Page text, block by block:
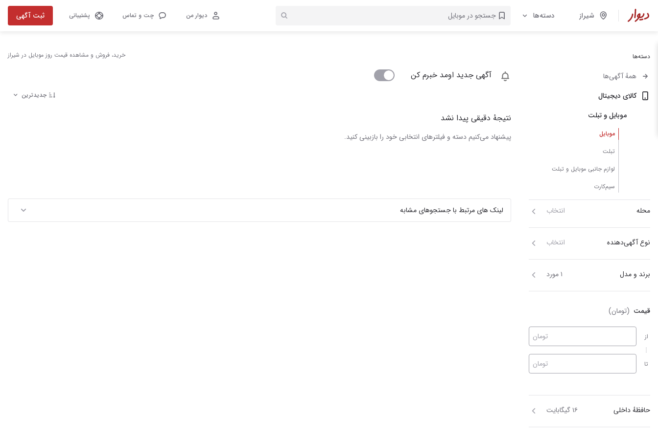
شیراز دسته‌ها دیوار من چت و تماس پشتیبانی ثبت آگهی
دسته‌ها
همهٔ آگهی‌ها
کالای دیجیتال
موبایل و تبلت
موبایل
تبلت
لوازم جانبی موبایل و تبلت
سیم‌کارت
محله انتخاب
نوع آگهی‌دهنده انتخاب
برند و مدل ۱ مورد
قیمت (تومان)
از
تا
تومان
تومان
حافظهٔ داخلی ۱۶ گیگابایت
خرید، فروش و مشاهده قیمت روز موبایل در شیراز
آگهی جدید اومد خبرم کن
جدیدترین
نتیجهٔ دقیقی پیدا نشد
پیشنهاد می‌کنیم دسته و فیلترهای انتخابی خود را بازبینی کنید.
لینک های مرتبط با جستجوهای مشابه